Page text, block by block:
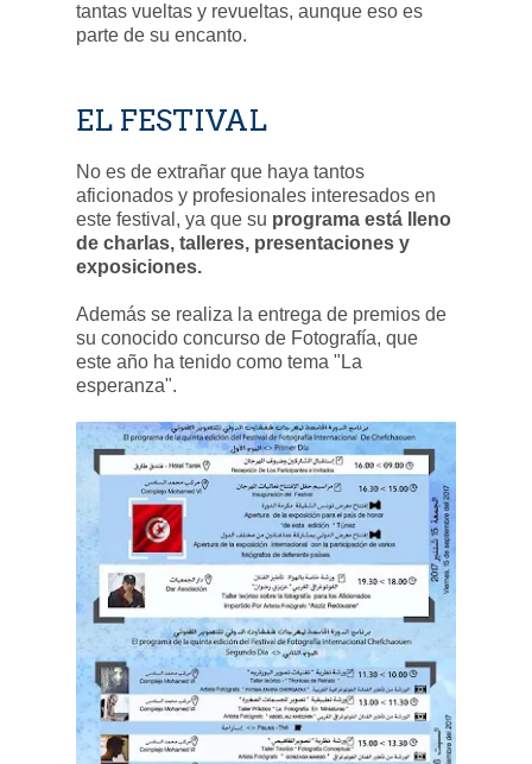
tantas vueltas y revueltas, aunque eso es
parte de su encanto.
EL FESTIVAL
No es de extrañar que haya tantos
aficionados y profesionales interesados en
este festival, ya que su programa está lleno
de charlas, talleres, presentaciones y
exposiciones.
Además se realiza la entrega de premios de
su conocido concurso de Fotografía, que
este año ha tenido como tema "La
esperanza".